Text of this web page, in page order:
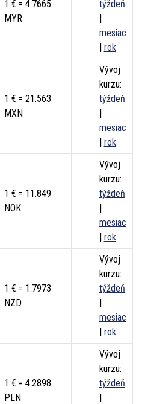
1 € = 4.7665
MYR
týždeň
|
mesiac
| rok
1 € = 21.563
MXN
Vývoj
kurzu:
týždeň
|
mesiac
| rok
1 € = 11.849
NOK
Vývoj
kurzu:
týždeň
|
mesiac
| rok
1 € = 1.7973
NZD
Vývoj
kurzu:
týždeň
|
mesiac
| rok
1 € = 4.2898
PLN
Vývoj
kurzu:
týždeň
|